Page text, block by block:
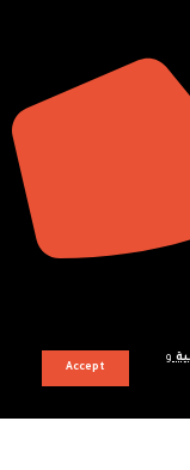
و
Accept